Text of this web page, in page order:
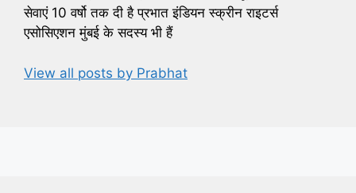
सेवाएं 10 वर्षो तक दी है प्रभात इंडियन स्क्रीन राइटर्स
एसोसिएशन मुंबई के सदस्य भी हैं
View all posts by Prabhat